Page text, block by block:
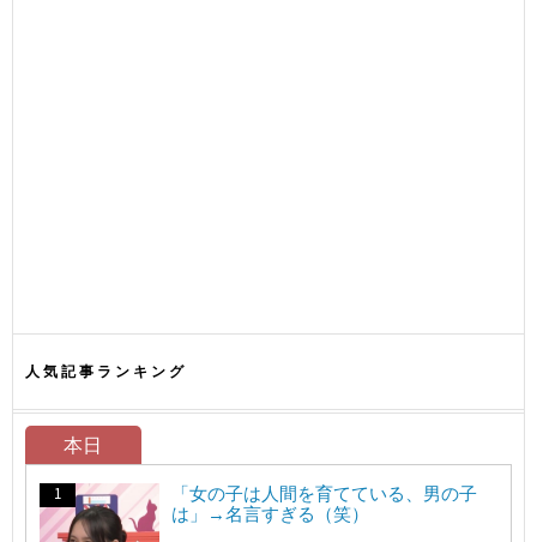
人気記事ランキング
本日
「女の子は人間を育てている、男の子
は」→名言すぎる（笑）